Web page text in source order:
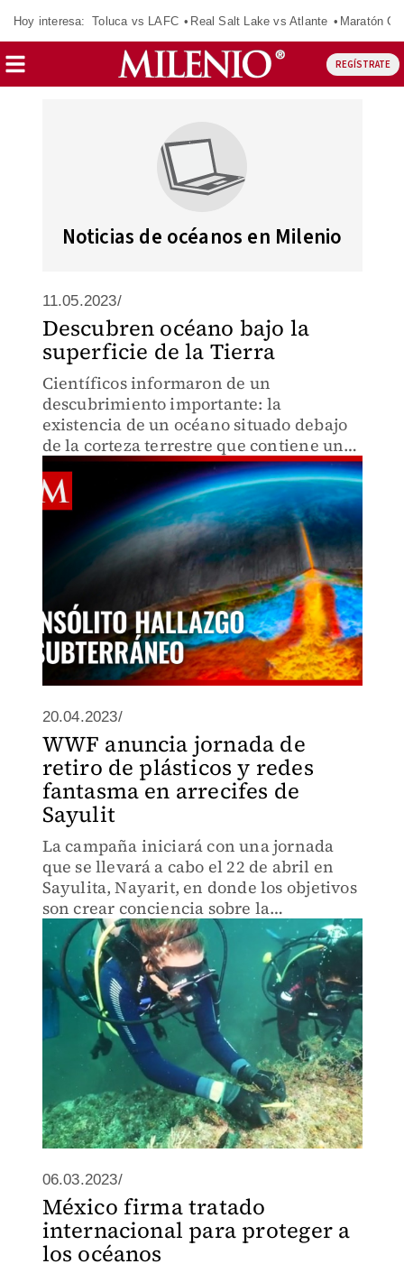
Hoy interesa: Toluca vs LAFC Real Salt Lake vs Atlante Maratón
REGÍSTRATE
Noticias de océanos en Milenio
11.05.2023/
Descubren océano bajo la
superficie de la Tierra
Científicos informaron de un
descubrimiento importante: la
existencia de un océano situado debajo
de la corteza terrestre que contiene una
cantidad de agua superior a la que se
encuentra en la superficie terrestre.
20.04.2023/
WWF anuncia jornada de
retiro de plásticos y redes
fantasma en arrecifes de
Sayulit
La campaña iniciará con una jornada
que se llevará a cabo el 22 de abril en
Sayulita, Nayarit, en donde los objetivos
son crear conciencia sobre la
problemática de las artes de pesca
fantasma y otros plásticos.
06.03.2023/
México firma tratado
internacional para proteger a
los océanos